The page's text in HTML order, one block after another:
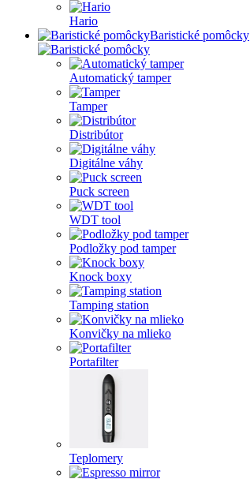
Hario
Baristické pomôcky
Automatický tamper
Tamper
Distribútor
Digitálne váhy
Puck screen
WDT tool
Podložky pod tamper
Knock boxy
Tamping station
Konvičky na mlieko
Portafilter
Teplomery